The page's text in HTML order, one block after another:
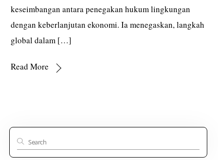
keseimbangan antara penegakan hukum lingkungan
dengan keberlanjutan ekonomi. Ia menegaskan, langkah
global dalam […]
Read More